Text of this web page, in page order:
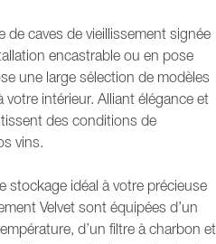
de caves de vieillissement signée
encastrable ou en pose
une large sélection de modèles
votre intérieur. Alliant élégance et
des conditions de
vins.
stockage idéal à votre précieuse
Velvet sont équipées d’un
d’un filtre à charbon et